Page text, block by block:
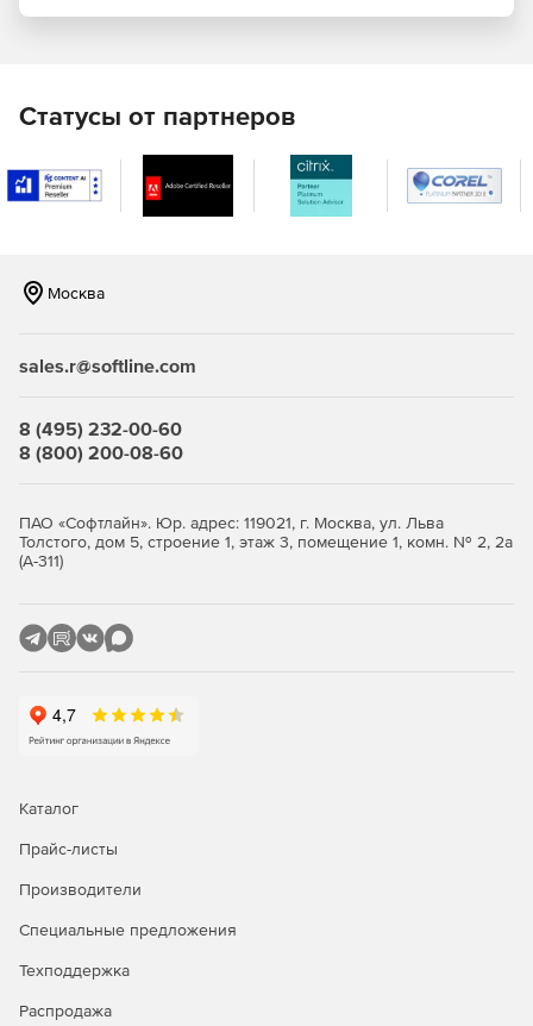
Использование средств для рисования графических
элементов, контроля динамического
информационного содержимого, вводных форм,
редактирования текста.
Standard Toolbar – панель с основными командами:
создать новый проект, открыть, сохранить и т. д.
Insert Toolbar – панель с командами вставки основных
Control Toolbar – панель управления анимацией.
программой форматов Swf, Html, Exe и Avi.
элементов и конвертирования одних видов объектов
Статусы от партнеров
Москва
sales.r@softline.com
8 (495) 232-00-60
8 (800) 200-08-60
ПАО «Софтлайн». Юр. адрес: 119021, г. Москва, ул. Льва
Толстого, дом 5, строение 1, этаж 3, помещение 1, комн. № 2, 2а
(А-311)
Каталог
Прайс-листы
Производители
Специальные предложения
Техподдержка
Распродажа